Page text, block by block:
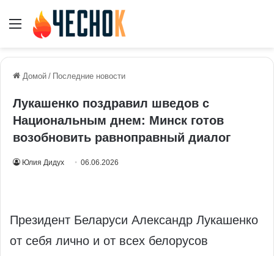
Меню
Домой / Последние новости
Лукашенко поздравил шведов с
Национальным днем: Минск готов
возобновить равноправный диалог
Юлия Дидух 06.06.2026
Президент Беларуси Александр Лукашенко
от себя лично и от всех белорусов